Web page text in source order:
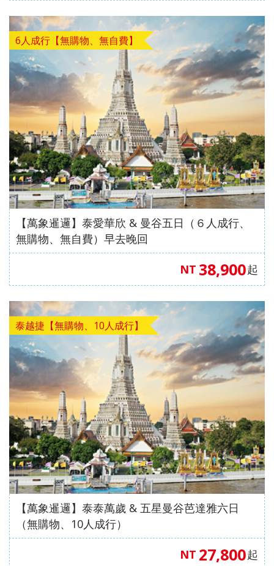
台中出
台中出
發】
排椅》
【長龍
航空、
台中直
飛成
都】
動車版
）【東
方航
空、台
中直飛
成都】
【澳門
航空、
台中出
發】
6人成行【無購物、無自費】
【萬象暹邏】泰愛華欣 & 曼谷五日（６人成行、
無購物、無自費）早去晚回
NT 38,900起
泰越捷【無購物、10人成行】
【萬象暹邏】泰泰萬歲 & 五星曼谷芭達雅六日
（無購物、10人成行）
NT 27,800起